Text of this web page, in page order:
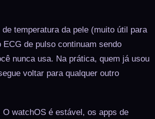
temperatura da pele (muito útil para
de pulso continuam sendo
nunca usa. Na prática, quem já usou
voltar para qualquer outro
watchOS é estável, os apps de